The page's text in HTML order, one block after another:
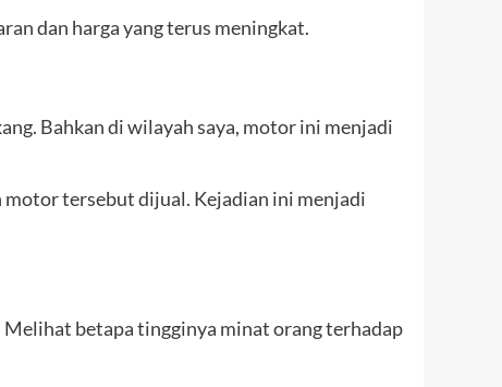
dan harga yang terus meningkat.
Bahkan di wilayah saya, motor ini menjadi
motor tersebut dijual. Kejadian ini menjadi
Melihat betapa tingginya minat orang terhadap